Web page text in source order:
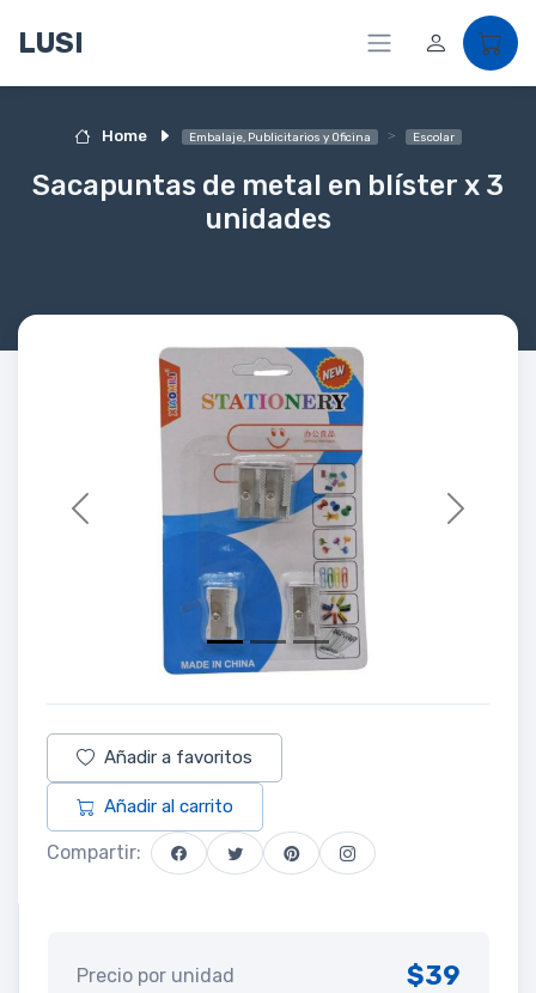
LUSI
Home Embalaje, Publicitarios y Oficina Escolar
Sacapuntas de metal en blíster x 3
unidades
Previous Next
Añadir a favoritos
Añadir al carrito
Compartir:
Precio por unidad $39